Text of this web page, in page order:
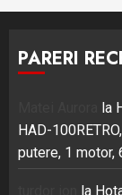
PARERI
la
HAD-
putere, 1 motor,
la